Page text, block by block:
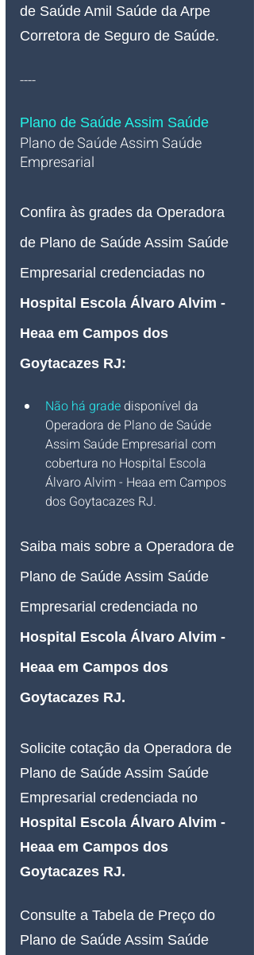
de Saúde Amil Saúde da Arpe
Corretora de Seguro de Saúde.
----
Plano de Saúde Assim Saúde
Plano de Saúde Assim Saúde
Empresarial
Confira às grades da Operadora
de Plano de Saúde Assim Saúde
Empresarial credenciadas no
Hospital Escola Álvaro Alvim -
Heaa em Campos dos
Goytacazes RJ:
Não há grade disponível da
Operadora de Plano de Saúde
Assim Saúde Empresarial com
cobertura no Hospital Escola
Álvaro Alvim - Heaa em Campos
dos Goytacazes RJ.
Saiba mais sobre a Operadora de
Plano de Saúde Assim Saúde
Empresarial credenciada no
Hospital Escola Álvaro Alvim -
Heaa em Campos dos
Goytacazes RJ.
Solicite cotação da Operadora de
Plano de Saúde Assim Saúde
Empresarial credenciada no
Hospital Escola Álvaro Alvim -
Heaa em Campos dos
Goytacazes RJ.
Consulte a Tabela de Preço do
Plano de Saúde Assim Saúde